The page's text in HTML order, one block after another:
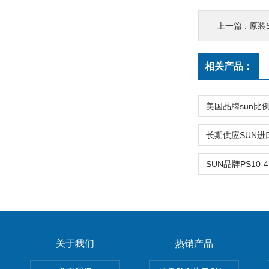
上一篇 : 原装
相关产品：
关于我们 热销产品